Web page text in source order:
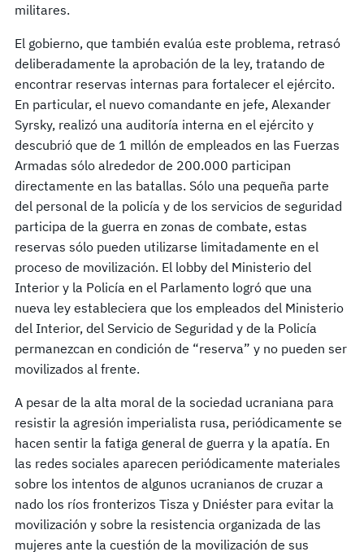
militares.
El gobierno, que también evalúa este problema, retrasó
deliberadamente la aprobación de la ley, tratando de
encontrar reservas internas para fortalecer el ejército.
En particular, el nuevo comandante en jefe, Alexander
Syrsky, realizó una auditoría interna en el ejército y
descubrió que de 1 millón de empleados en las Fuerzas
Armadas sólo alrededor de 200.000 participan
directamente en las batallas. Sólo una pequeña parte
del personal de la policía y de los servicios de seguridad
participa de la guerra en zonas de combate, estas
reservas sólo pueden utilizarse limitadamente en el
proceso de movilización. El lobby del Ministerio del
Interior y la Policía en el Parlamento logró que una
nueva ley estableciera que los empleados del Ministerio
del Interior, del Servicio de Seguridad y de la Policía
permanezcan en condición de “reserva” y no pueden ser
movilizados al frente.
A pesar de la alta moral de la sociedad ucraniana para
resistir la agresión imperialista rusa, periódicamente se
hacen sentir la fatiga general de guerra y la apatía. En
las redes sociales aparecen periódicamente materiales
sobre los intentos de algunos ucranianos de cruzar a
nado los ríos fronterizos Tisza y Dniéster para evitar la
movilización y sobre la resistencia organizada de las
mujeres ante la cuestión de la movilización de sus